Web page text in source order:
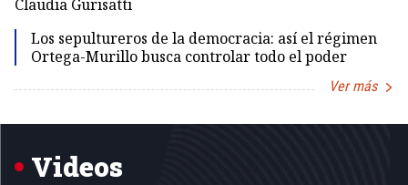
Claudia Gurisatti
Los sepultureros de la democracia: así el régimen
Ortega-Murillo busca controlar todo el poder
Ver más
Videos